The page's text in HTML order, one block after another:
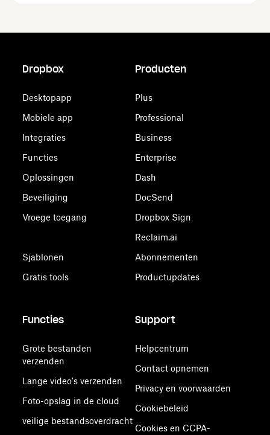
Dropbox
Desktopapp
Mobiele app
Integraties
Functies
Oplossingen
Beveiliging
Vroege toegang
Sjablonen
Gratis tools
Producten
Plus
Professional
Business
Enterprise
Dash
DocSend
Dropbox Sign
Reclaim.ai
Abonnementen
Productupdates
Functies
Grote bestanden
verzenden
Lange video's verzenden
Foto-opslag in de cloud
veilige bestandsoverdracht
Support
Helpcentrum
Contact opnemen
Privacy en voorwaarden
Cookiebeleid
Cookies en CCPA-